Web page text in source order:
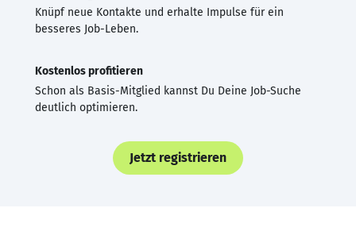
Knüpf neue Kontakte und erhalte Impulse für ein
besseres Job-Leben.
Kostenlos profitieren
Schon als Basis-Mitglied kannst Du Deine Job-Suche
deutlich optimieren.
Jetzt registrieren